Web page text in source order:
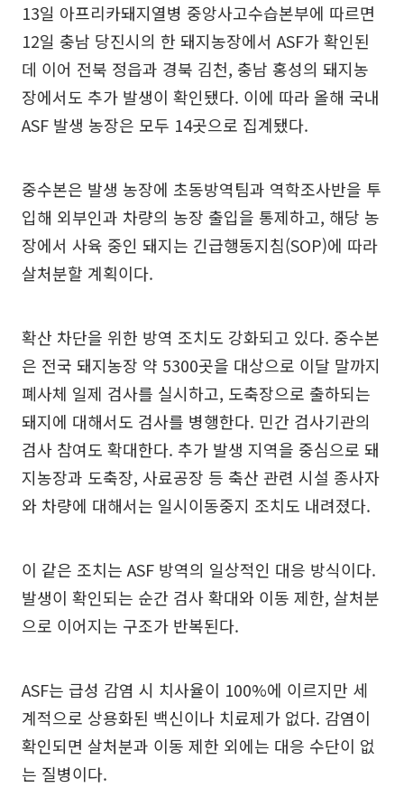
13일 아프리카돼지열병 중앙사고수습본부에 따르면
12일 충남 당진시의 한 돼지농장에서 ASF가 확인된
데 이어 전북 정읍과 경북 김천, 충남 홍성의 돼지농
장에서도 추가 발생이 확인됐다. 이에 따라 올해 국내
ASF 발생 농장은 모두 14곳으로 집계됐다.
중수본은 발생 농장에 초동방역팀과 역학조사반을 투
입해 외부인과 차량의 농장 출입을 통제하고, 해당 농
장에서 사육 중인 돼지는 긴급행동지침(SOP)에 따라
살처분할 계획이다.
확산 차단을 위한 방역 조치도 강화되고 있다. 중수본
은 전국 돼지농장 약 5300곳을 대상으로 이달 말까지
폐사체 일제 검사를 실시하고, 도축장으로 출하되는
돼지에 대해서도 검사를 병행한다. 민간 검사기관의
검사 참여도 확대한다. 추가 발생 지역을 중심으로 돼
지농장과 도축장, 사료공장 등 축산 관련 시설 종사자
와 차량에 대해서는 일시이동중지 조치도 내려졌다.
이 같은 조치는 ASF 방역의 일상적인 대응 방식이다.
발생이 확인되는 순간 검사 확대와 이동 제한, 살처분
으로 이어지는 구조가 반복된다.
ASF는 급성 감염 시 치사율이 100%에 이르지만 세
계적으로 상용화된 백신이나 치료제가 없다. 감염이
확인되면 살처분과 이동 제한 외에는 대응 수단이 없
는 질병이다.